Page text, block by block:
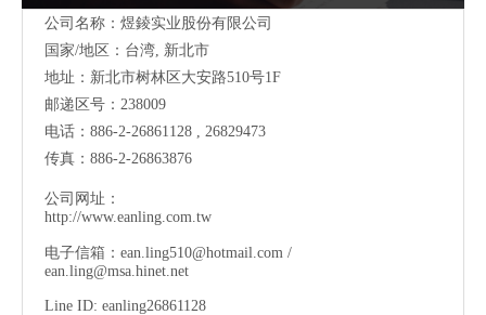
公司名称：煜錂实业股份有限公司
国家/地区：台湾, 新北市
地址： 新北市树林区大安路510号1F
邮递区号：238009
电话：886-2-26861128 , 26829473
传真：886-2-26863876
公司网址：
http://www.eanling.com.tw
电子信箱： ean.ling510@hotmail.com /
ean.ling@msa.hinet.net
Line ID: eanling26861128